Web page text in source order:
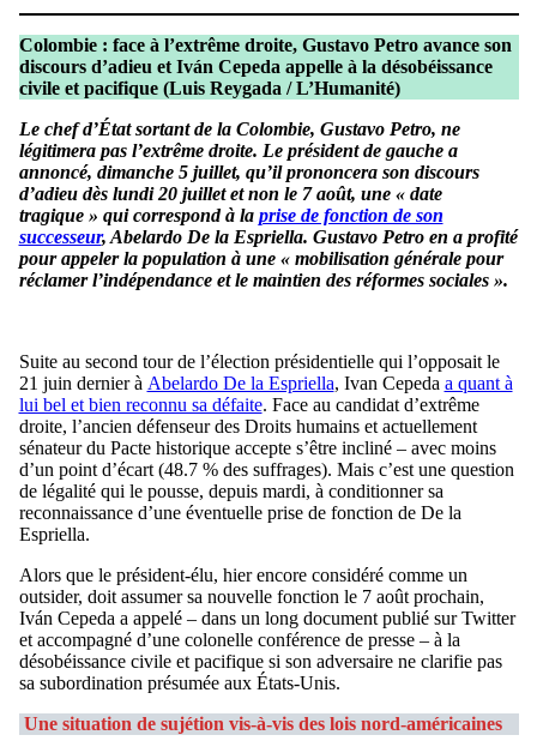
Colombie : face à l’extrême droite, Gustavo Petro avance son
discours d’adieu et Iván Cepeda appelle à la désobéissance
civile et pacifique (Luis Reygada / L’Humanité)
Le chef d’État sortant de la Colombie, Gustavo Petro, ne
légitimera pas l’extrême droite. Le président de gauche a
annoncé, dimanche 5 juillet, qu’il prononcera son discours
d’adieu dès lundi 20 juillet et non le 7 août, une « date
tragique » qui correspond à la prise de fonction de son
successeur, Abelardo De la Espriella. Gustavo Petro en a profité
pour appeler la population à une « mobilisation générale pour
réclamer l’indépendance et le maintien des réformes sociales ».
Suite au second tour de l’élection présidentielle qui l’opposait le
21 juin dernier à Abelardo De la Espriella, Ivan Cepeda a quant à
lui bel et bien reconnu sa défaite. Face au candidat d’extrême
droite, l’ancien défenseur des Droits humains et actuellement
sénateur du Pacte historique accepte s’être incliné – avec moins
d’un point d’écart (48.7 % des suffrages). Mais c’est une question
de légalité qui le pousse, depuis mardi, à conditionner sa
reconnaissance d’une éventuelle prise de fonction de De la
Espriella.
Alors que le président-élu, hier encore considéré comme un
outsider, doit assumer sa nouvelle fonction le 7 août prochain,
Iván Cepeda a appelé – dans un long document publié sur Twitter
et accompagné d’une colonelle conférence de presse – à la
désobéissance civile et pacifique si son adversaire ne clarifie pas
sa subordination présumée aux États-Unis.
Une situation de sujétion vis-à-vis des lois nord-américaines